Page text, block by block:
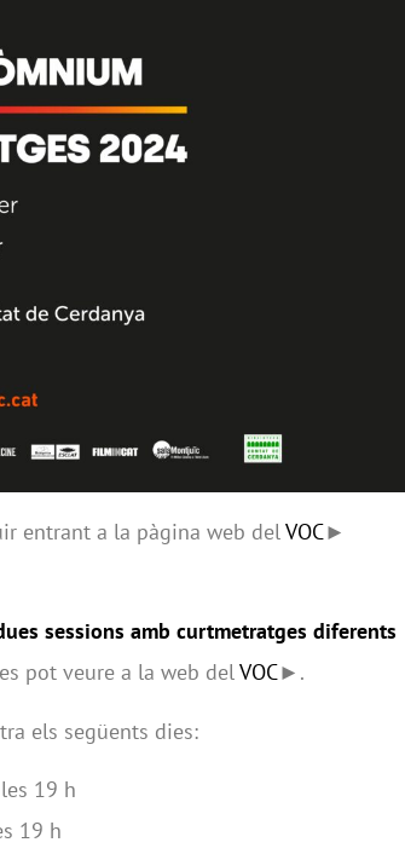
entrant a la pàgina web delVOC►
sessions amb curtmetratges diferents
pot veure a la web delVOC►.
els següents dies:
19 h
19 h